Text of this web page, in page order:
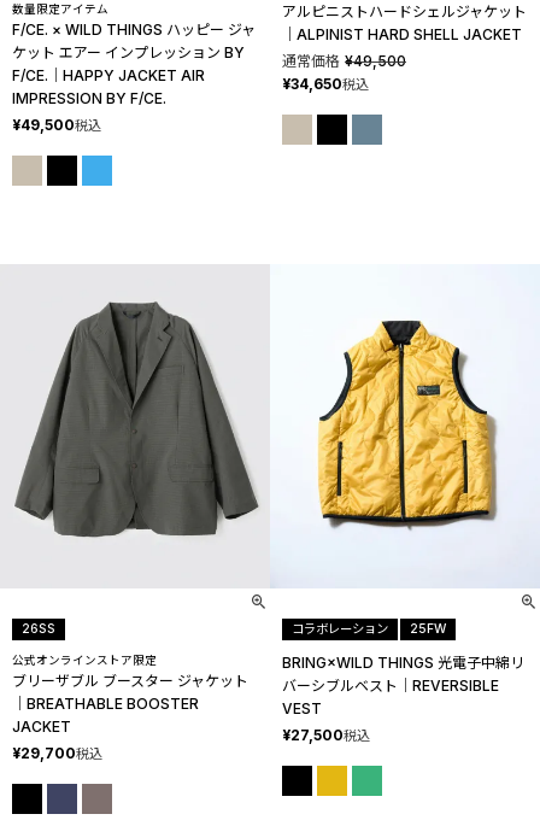
数量限定アイテム
F/CE. × WILD THINGS ハッピー ジャ
ケット エアー インプレッション BY
F/CE.│HAPPY JACKET AIR
IMPRESSION BY F/CE.
¥49,500税込
アルピニストハードシェルジャケット
│ALPINIST HARD SHELL JACKET
通常価格 ¥49,500
¥34,650税込
公式オンラインストア限定
ブリーザブル ブースター ジャケット
│BREATHABLE BOOSTER
JACKET
26SS
¥29,700税込
BRING×WILD THINGS 光電子中綿リ
バーシブルベスト│REVERSIBLE
VEST
コラボレーション 25FW
¥27,500税込